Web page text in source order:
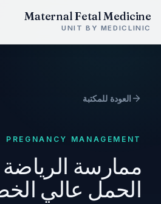
Maternal Fetal Medicine
UNIT BY MEDICLINIC
العودة للمكتبة
PREGNANCY MANAGEMENT
ممارسة الرياضة
الحمل عالي